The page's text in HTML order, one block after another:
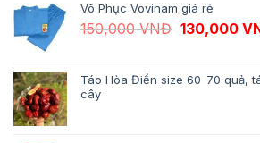
Võ Phục Vovinam giá rẻ
150,000VNĐ Giá gốc là:
130,000
Táo Hòa Điền size 60-70 quả,
cây